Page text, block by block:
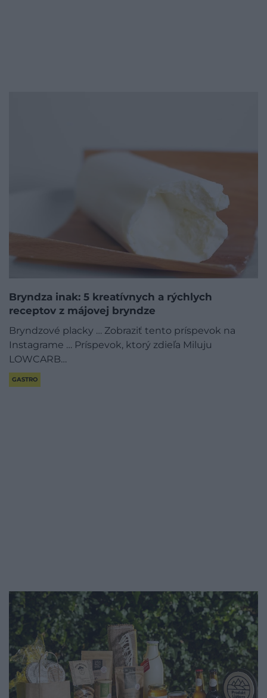
Bryndza inak: 5 kreatívnych a rýchlych
receptov z májovej bryndze
Bryndzové placky … Zobraziť tento príspevok na
Instagrame … Príspevok, ktorý zdieľa Miluju
LOWCARB…
GASTRO